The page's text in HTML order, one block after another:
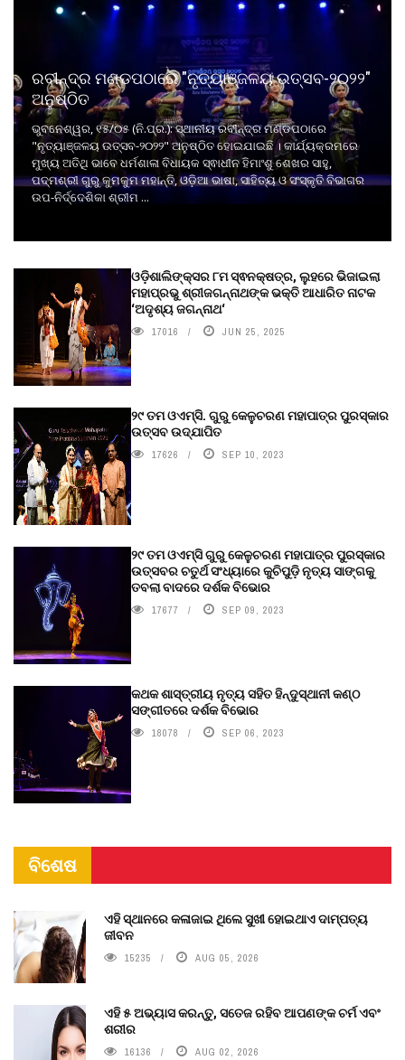
ରବୀନ୍ଦ୍ର ମଣ୍ଡପଠାରେ "ନୃତ୍ୟାଞ୍ଜଳୟ ଉତ୍ସବ-୨୦୨୨"
ଅନୁଷ୍ଠିତ
ଭୁବନେଶ୍ୱର, ୧୫/୦୫ (ନି.ପ୍ର.): ସ୍ଥାନୀୟ ରବୀନ୍ଦ୍ର ମଣ୍ଡପଠାରେ
"ନୃତ୍ୟାଞ୍ଜଳୟ ଉତ୍ସବ-୨୦୨୨" ଅନୁଷ୍ଠିତ ହୋଇଯାଇଛି । କାର୍ଯ୍ୟକ୍ରମରେ
ମୁଖ୍ୟ ଅତିଥି ଭାବେ ଧର୍ମଶାଳା ବିଧାୟକ ସ୍ଵାଧୀନ ହିମାଂଶୁ ଶେଖର ସାହୁ,
ପଦ୍ମଶ୍ରୀ ଗୁରୁ କୁମକୁମ ମହାନ୍ତି, ଓଡ଼ିଆ ଭାଷା, ସାହିତ୍ୟ ଓ ସଂସ୍କୃତି ବିଭାଗର
ଉପ-ନିର୍ଦ୍ଦେଶିକା ଶ୍ରୀମ ...
ଓଡ଼ିଶାଲିଙ୍କ୍ସର ୮ମ ସ୍ଵନକ୍ଷତ୍ର, ଲୁହରେ ଭିଜାଇଲା
ମହାପ୍ରଭୁ ଶ୍ରୀଜଗନ୍ନାଥଙ୍କ ଭକ୍ତି ଆଧାରିତ ନାଟକ
‘ଅଦୃଶ୍ୟ ଜଗନ୍ନାଥ‘
17016 JUN 25, 2025
୨୯ ତମ ଓଏମ୍‌ସି. ଗୁରୁ କେଳୁଚରଣ ମହାପାତ୍ର ପୁରସ୍କାର
ଉତ୍ସବ ଉଦ୍‍ଯାପିତ
17626 SEP 10, 2023
୨୯ ତମ ଓଏମ୍‌ସି ଗୁରୁ କେଳୁଚରଣ ମହାପାତ୍ର ପୁରସ୍କାର
ଉତ୍ସବର ଚତୁର୍ଥ ସଂଧ୍ୟାରେ କୁଚିପୁଡ଼ି ନୃତ୍ୟ ସାଙ୍ଗକୁ
ତବଲା ବାଦରେ ଦର୍ଶକ ବିଭୋର
17677 SEP 09, 2023
କଥକ ଶାସ୍ତ୍ରୀୟ ନୃତ୍ୟ ସହିତ ହିନ୍ଦୁସ୍ଥାନୀ କଣ୍ଠ
ସଙ୍ଗୀତରେ ଦର୍ଶକ ବିଭୋର
18078 SEP 06, 2023
ବିଶେଷ
ଏହି ସ୍ଥାନରେ କଳାଜାଇ ଥିଲେ ସୁଖୀ ହୋଇଥାଏ ଦାମ୍ପତ୍ୟ
ଜୀବନ
15235 AUG 05, 2026
ଏହି ୫ ଅଭ୍ୟାସ କରନ୍ତୁ, ସତେଜ ରହିବ ଆପଣଙ୍କ ଚର୍ମ ଏବଂ
ଶରୀର
16136 AUG 02, 2026